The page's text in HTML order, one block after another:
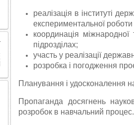
реалізація в інституті
експериментальної роботи
координація
підрозділах;
участь у реалізації
розробка і погодження
Планування і удосконалення
Пропаганда досягнень
розробок в навчальний процес.